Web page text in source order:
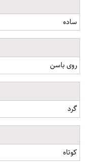
ساده
روی باسن
گرد
کوتاه